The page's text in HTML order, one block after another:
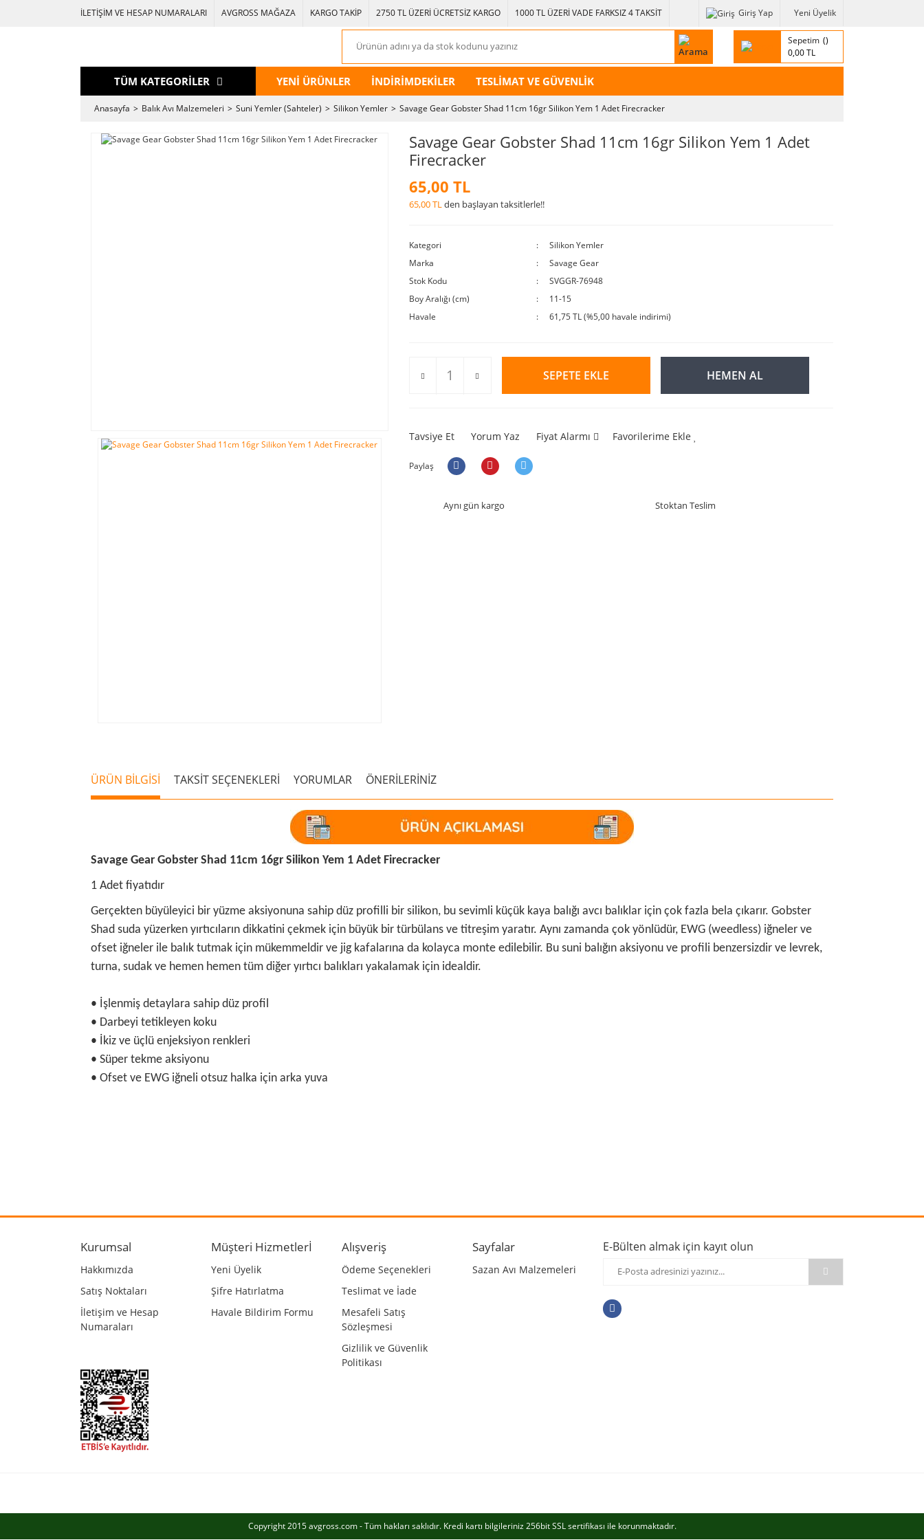
İLETİŞİM VE HESAP NUMARALARI AVGROSS MAĞAZA KARGO TAKİP 2750 TL ÜZERİ ÜCRETSİZ KARGO 1000 TL ÜZERİ VADE FARKSIZ 4 TAKSİT Giriş Yap Yeni Üyelik
Sepetim
0,00 TL
TÜM KATEGORİLER YENİ ÜRÜNLER İNDİRİMDEKİLER TESLİMAT VE GÜVENLİK
Anasayfa Balık Avı Malzemeleri Suni Yemler (Sahteler) Silikon Yemler Savage Gear Gobster Shad 11cm 16gr Silikon Yem 1 Adet Firecracker
Savage Gear Gobster Shad 11cm 16gr Silikon Yem 1 Adet
Firecracker
65,00 TL
65,00 TLden başlayan taksitlerle!!
Kategori
Silikon Yemler
Marka
Savage Gear
Stok Kodu
SVGGR-76948
Boy Aralığı (cm)
11-15
Havale
61,75 TL (%5,00 havale indirimi)
SEPETE EKLE HEMEN AL
Tavsiye Et Yorum Yaz Fiyat Alarmı Favorilerime Ekle
Paylaş
Aynı gün kargo Stoktan Teslim
ÜRÜN BİLGİSİ TAKSİT SEÇENEKLERİ YORUMLAR ÖNERİLERİNİZ
Savage Gear Gobster Shad 11cm 16gr Silikon Yem 1 Adet Firecracker
1 Adet fiyatıdır
Gerçekten büyüleyici bir yüzme aksiyonuna sahip düz profilli bir silikon, bu sevimli küçük kaya balığı avcı balıklar için çok fazla bela çıkarır. Gobster
Shad suda yüzerken yırtıcıların dikkatini çekmek için büyük bir türbülans ve titreşim yaratır. Aynı zamanda çok yönlüdür, EWG (weedless) iğneler ve
ofset iğneler ile balık tutmak için mükemmeldir ve jig kafalarına da kolayca monte edilebilir. Bu suni balığın aksiyonu ve profili benzersizdir ve levrek,
turna, sudak ve hemen hemen tüm diğer yırtıcı balıkları yakalamak için idealdir.
• İşlenmiş detaylara sahip düz profil
• Darbeyi tetikleyen koku
• İkiz ve üçlü enjeksiyon renkleri
• Süper tekme aksiyonu
• Ofset ve EWG iğneli otsuz halka için arka yuva
Ürün resmi kalitesiz, bozuk veya görüntülenemiyor.
Ürün bilgilerinde hatalar bulunuyor.
Ürün fiyatı diğer sitelerden daha pahalı.
Bu ürüne benzer farklı alternatifler olmalı.
Kurumsal
Hakkımızda
Satış Noktaları
İletişim ve Hesap
Numaraları
Müşteri Hizmetlerİ
Yeni Üyelik
Şifre Hatırlatma
Havale Bildirim Formu
Alışveriş
Ödeme Seçenekleri
Teslimat ve İade
Mesafeli Satış
Sözleşmesi
Gizlilik ve Güvenlik
Politikası
Sayfalar
Sazan Avı Malzemeleri
E-Bülten almak için kayıt olun
Copyright 2015 avgross.com - Tüm hakları saklıdır. Kredi kartı bilgileriniz 256bit SSL sertifikası ile korunmaktadır.